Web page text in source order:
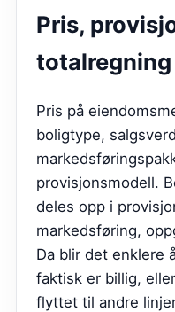
Pris,
totalregning
Pris på
boligtype,
provisjonsmodell.
deles opp i
markedsføring,
Da blir det enklere
faktisk er billig,
flyttet til andre